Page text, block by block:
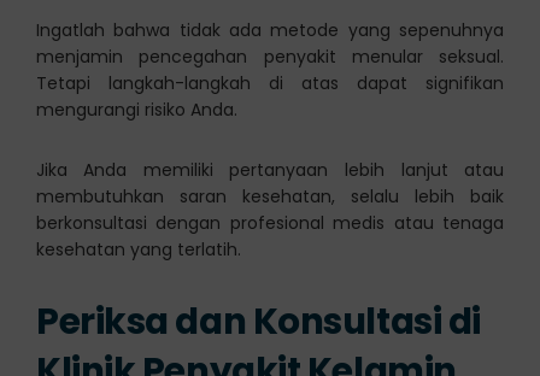
Ingatlah bahwa tidak ada metode yang sepenuhnya
menjamin pencegahan penyakit menular seksual.
Tetapi langkah-langkah di atas dapat signifikan
mengurangi risiko Anda.
Jika Anda memiliki pertanyaan lebih lanjut atau
membutuhkan saran kesehatan, selalu lebih baik
berkonsultasi dengan profesional medis atau tenaga
kesehatan yang terlatih.
Periksa dan Konsultasi di